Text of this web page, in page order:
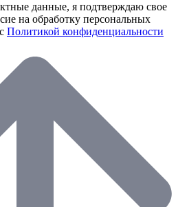
данные, я подтверждаю свое
на обработку персональных
Политикой конфиденциальности